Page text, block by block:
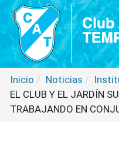
Inicio Noticias
EL CLUB Y EL JARDÍN
TRABAJANDO EN